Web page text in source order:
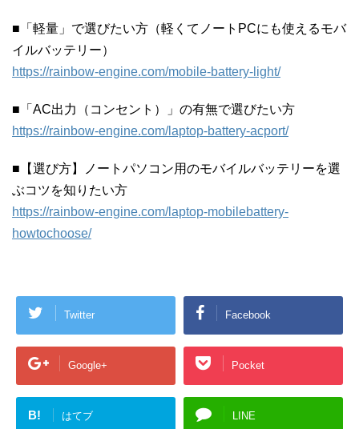
■「軽量」で選びたい方（軽くてノートPCにも使えるモバ
イルバッテリー）
https://rainbow-engine.com/mobile-battery-light/
■「AC出力（コンセント）」の有無で選びたい方
https://rainbow-engine.com/laptop-battery-acport/
■【選び方】ノートパソコン用のモバイルバッテリーを選
ぶコツを知りたい方
https://rainbow-engine.com/laptop-mobilebattery-
howtochoose/
Twitter Facebook
Google+ Pocket
B! はてブ LINE